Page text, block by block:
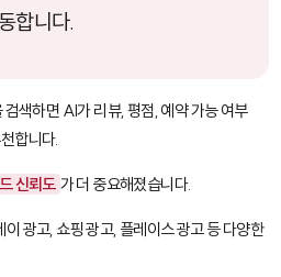
합니다.
색하면 AI가 리뷰, 평점, 예약 가능 여부
합니다.
신뢰도 가 더 중요해졌습니다.
광고, 쇼핑 광고, 플레이스 광고 등 다양한